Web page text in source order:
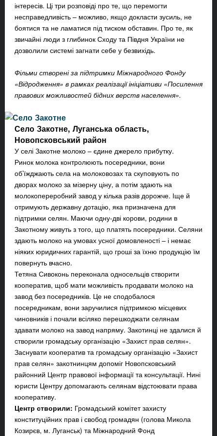
інтересів. Ці три розповіді про те, що перемогти
несправедливість – можливо, якщо докласти зусиль, не
боятися та не ламатися під тиском обставин. Про те, як
звичайні люди з глибинок Сходу та Півдня України не
дозволили системі загнати себе у безвихідь.
Фільми створені за підтримки Міжнародного Фонду
«Відродження» в рамках реалізації ініціативи «Посилення
правових можливостей бідних верств населення».
Село Закотне, Луганська область,
Новопсковський район
У селі Закотне молоко – єдине джерело прибутку.
Ринок молока контролюють посередники, вони
об’їжджають села на молоковозах та скуповують по
дворах молоко за мізерну ціну, а потім здають на
молокопереробний завод у кілька разів дорожче. Іще й
отримують державну дотацію, яка призначена для
підтримки селян. Маючи одну-дві корови, родини в
Закотному живуть з того, що платять посередники. Селяни
здають молоко на умовах усної домовленості – і немає
ніяких юридичних гарантій, що гроші за їхню продукцію їм
повернуть вчасно.
Тетяна Сивоконь переконала односельців створити
кооператив, щоб мати можливість продавати молоко на
завод без посередників. Це не сподобалося
посередникам, вони заручилися підтримкою місцевих
чиновників і почали всіляко перешкоджати селянам
здавати молоко на завод напряму. Закотинці не здалися й
створили громадську організацію «Захист прав селян».
Заснувати кооператив та громадську організацію «Захист
прав селян» закотнинцям допоміг Новопсковський
районний Центр правової інформації та консультації. Нині
юристи Центру допомагають селянам відстоювати права
кооперативу.
Центр створили: Громадський комітет захисту
конституційних прав і свобод громадян (голова Микола
Козирєв, м. Луганськ) та Міжнародний Фонд